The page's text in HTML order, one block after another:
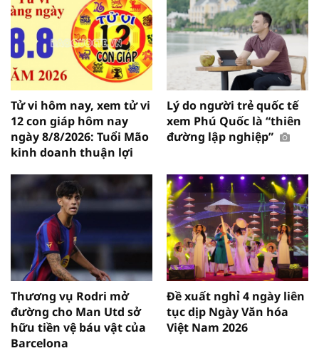
Tử vi hôm nay, xem tử vi
12 con giáp hôm nay
ngày 8/8/2026: Tuổi Mão
kinh doanh thuận lợi
Lý do người trẻ quốc tế
xem Phú Quốc là “thiên
đường lập nghiệp”
Thương vụ Rodri mở
đường cho Man Utd sở
hữu tiền vệ báu vật của
Barcelona
Đề xuất nghỉ 4 ngày liên
tục dịp Ngày Văn hóa
Việt Nam 2026